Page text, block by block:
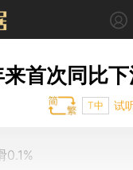
来首次同比
试
T中
0.1%